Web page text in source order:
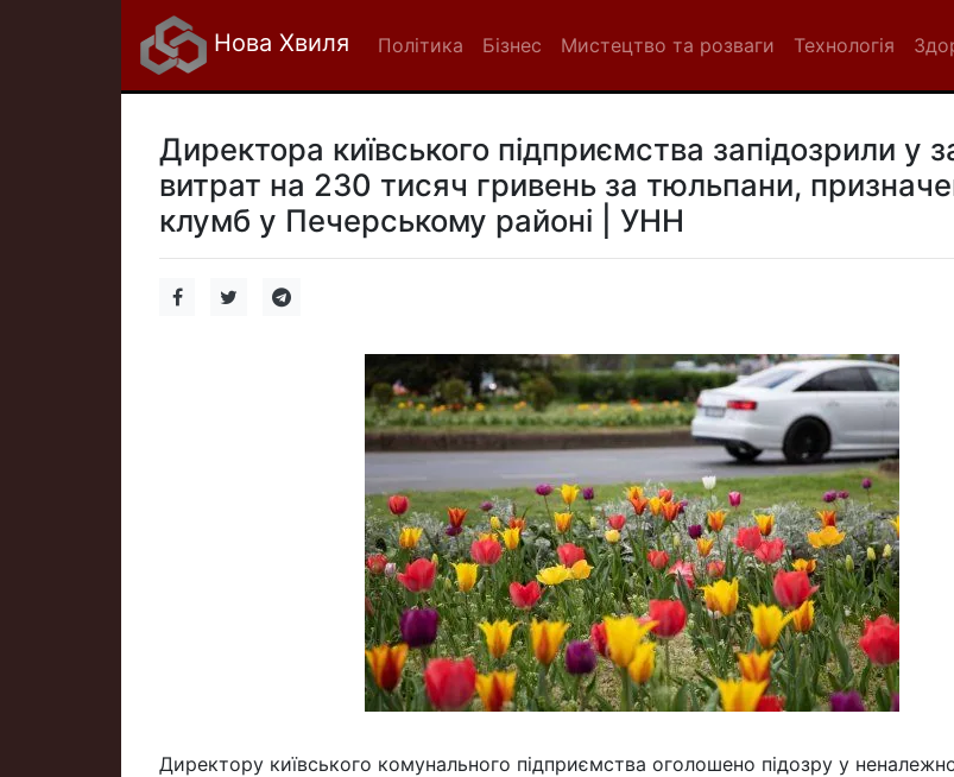
Нова Хвиля Політика Бізнес Мистецтво та розваги Технологія
Директора київського підприємства запідозрили у
витрат на 230 тисяч гривень за тюльпани,
клумб у Печерському районі | УНН
Директору київського комунального підприємства оголошено підозру у